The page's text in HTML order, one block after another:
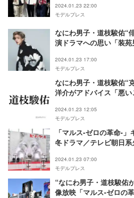
2024.01.23 22:00
モデルプレス
なにわ男子・道枝駿佑“
演ドラマへの思い「装
2024.01.23 17:00
モデルプレス
なにわ男子・道枝駿佑“
洋介がアドバイス「悪い
2024.01.23 12:05
モデルプレス
「マルス-ゼロの革命-
冬ドラマ／テレビ朝日系
2024.01.23 07:00
モデルプレス
“なにわ男子・道枝駿佑
像放映「マルス-ゼロの